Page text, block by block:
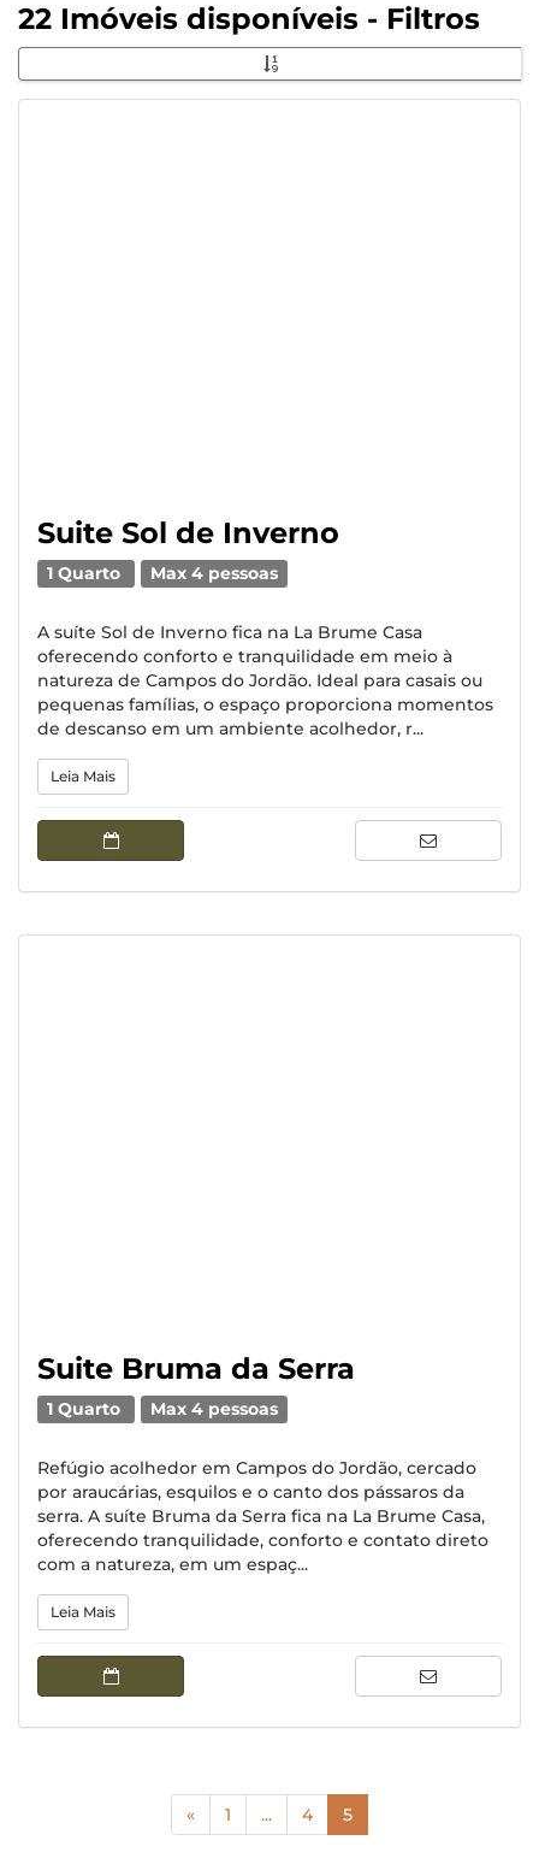
22 Imóveis disponíveis - Filtros
Suite Sol de Inverno
1 Quarto Max 4 pessoas
A suíte Sol de Inverno fica na La Brume Casa
oferecendo conforto e tranquilidade em meio à
natureza de Campos do Jordão. Ideal para casais ou
pequenas famílias, o espaço proporciona momentos
de descanso em um ambiente acolhedor, r...
Leia Mais
Suite Bruma da Serra
1 Quarto Max 4 pessoas
Refúgio acolhedor em Campos do Jordão, cercado
por araucárias, esquilos e o canto dos pássaros da
serra. A suíte Bruma da Serra fica na La Brume Casa,
oferecendo tranquilidade, conforto e contato direto
com a natureza, em um espaç...
Leia Mais
« 1 ... 4 5(current)